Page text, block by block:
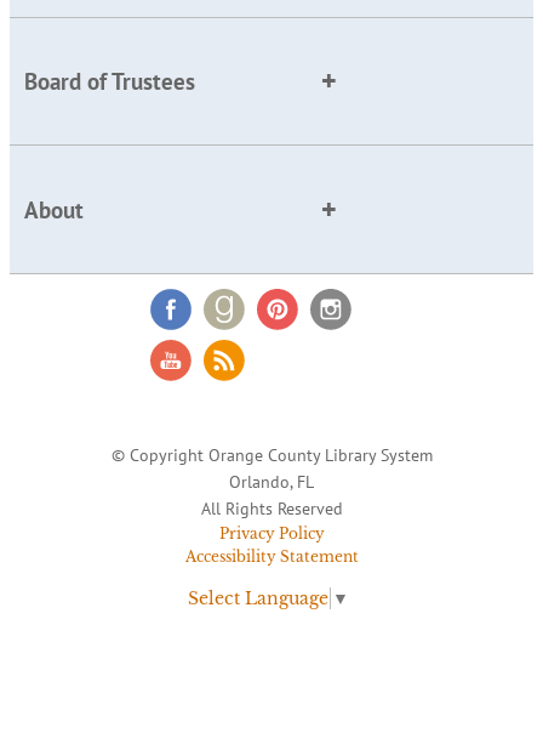
Board of Trustees
About
© Copyright Orange County Library System
Orlando, FL
All Rights Reserved
Privacy Policy
Accessibility Statement
Select Language ▼